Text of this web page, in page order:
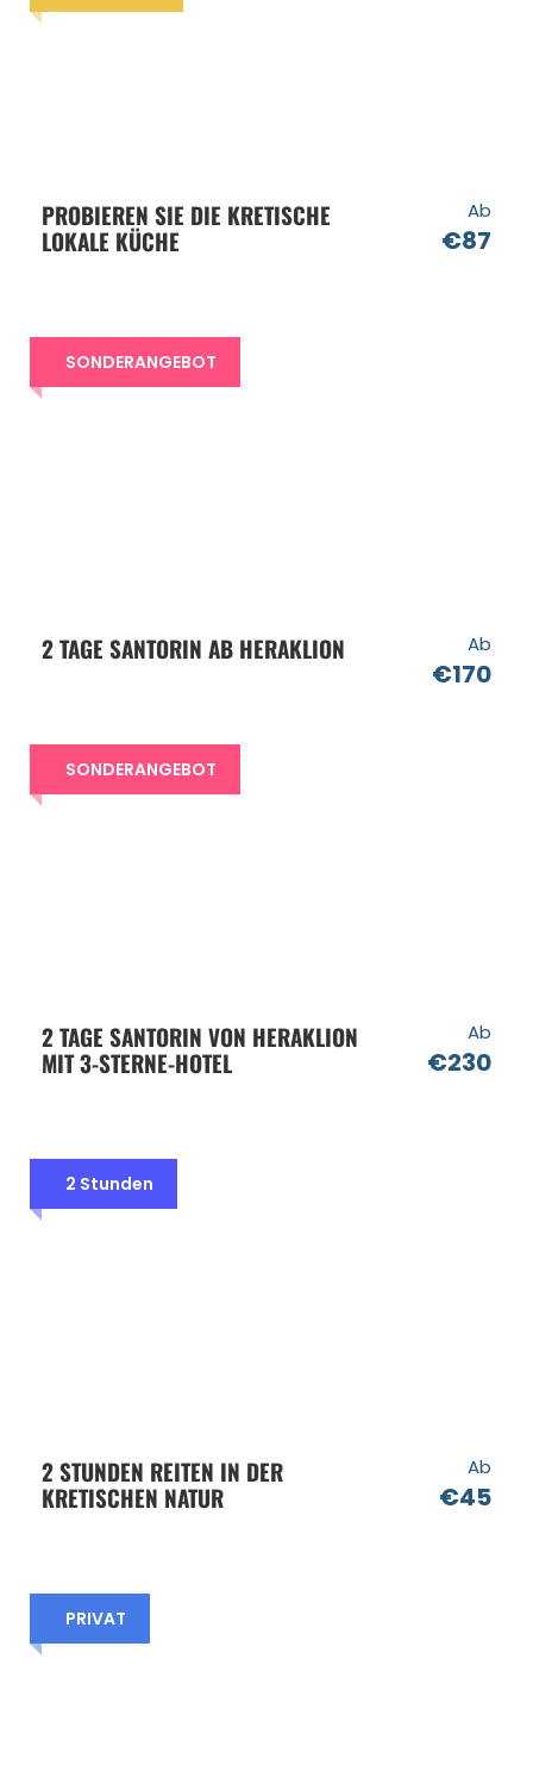
PROBIEREN SIE DIE KRETISCHE
LOKALE KÜCHE
Ab
€87
SONDERANGEBOT
2 TAGE SANTORIN AB HERAKLION Ab
€170
SONDERANGEBOT
2 TAGE SANTORIN VON HERAKLION
MIT 3-STERNE-HOTEL
Ab
€230
2 Stunden
2 STUNDEN REITEN IN DER
KRETISCHEN NATUR
Ab
€45
PRIVAT